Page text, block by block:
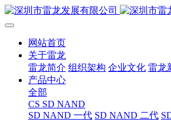
网站首页
关于雷龙
雷龙简介 组织架构 企业文化 雷龙
产品中心
全部
CS SD NAND
SD NAND 一代 SD NAND 二代